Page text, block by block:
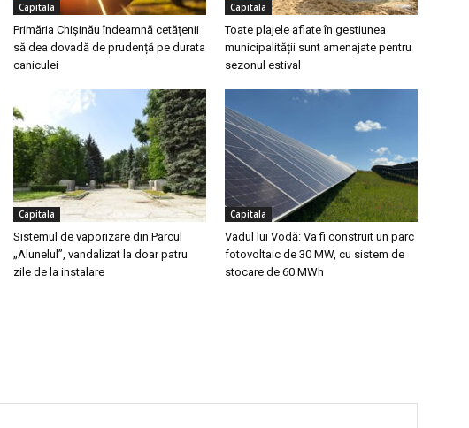
Capitala
Primăria Chișinău îndeamnă cetățenii
să dea dovadă de prudență pe durata
caniculei
Capitala
Toate plajele aflate în gestiunea
municipalității sunt amenajate pentru
sezonul estival
Capitala
Sistemul de vaporizare din Parcul
„Alunelul”, vandalizat la doar patru
zile de la instalare
Capitala
Vadul lui Vodă: Va fi construit un parc
fotovoltaic de 30 MW, cu sistem de
stocare de 60 MWh